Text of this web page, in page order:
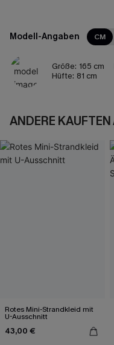
Modell-Angaben CM
Größe: 165 cm
Hüfte: 81 cm
ANDERE KAUFTEN
Rotes Mini-Strandkleid mit
U-Ausschnitt
43,00 €